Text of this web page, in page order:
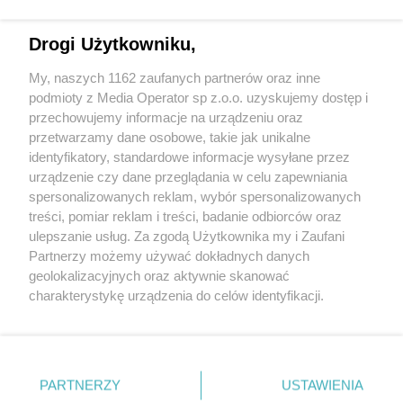
Wydawca mediówlokalnych
Nie zapomnij
zapoznać się z:
polityką prywatności regulamin korzystania z portali
Twojemiasto
Piekary Śląskie
Chorzów
Tarnowskie Góry
Gliwice
Skontaktuj się z nami
Kontakt
Wydawca
Redakcja
Drogi Użytkowniku,
My, naszych 1162 zaufanych partnerów oraz inne
podmioty z Media Operator sp z.o.o. uzyskujemy dostęp i
przechowujemy informacje na urządzeniu oraz
przetwarzamy dane osobowe, takie jak unikalne
identyfikatory, standardowe informacje wysyłane przez
urządzenie czy dane przeglądania w celu zapewniania
spersonalizowanych reklam, wybór spersonalizowanych
treści, pomiar reklam i treści, badanie odbiorców oraz
ulepszanie usług. Za zgodą Użytkownika my i Zaufani
Partnerzy możemy używać dokładnych danych
geolokalizacyjnych oraz aktywnie skanować
charakterystykę urządzenia do celów identyfikacji.
zmienić/wycofać klikając przycisk ustawień prywatności
znajdujący się w lewym dolnym rogu strony
PARTNERZY USTAWIENIA